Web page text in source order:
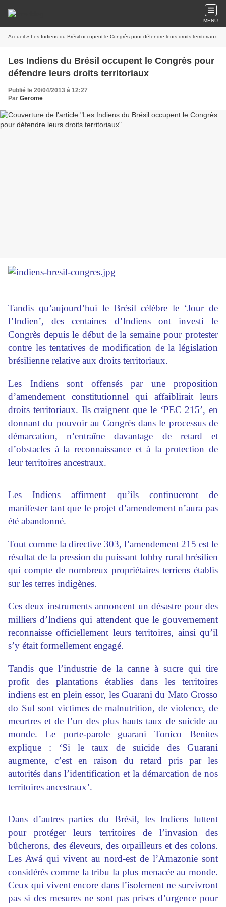
MENU
Accueil » Les Indiens du Brésil occupent le Congrès pour défendre leurs droits territoriaux
Les Indiens du Brésil occupent le Congrès pour
défendre leurs droits territoriaux
Publié le 20/04/2013 à 12:27
Par Gerome
Tandis qu’aujourd’hui le Brésil célèbre le ‘Jour de
l’Indien’, des centaines d’Indiens ont investi le
Congrès depuis le début de la semaine pour protester
contre les tentatives de modification de la législation
brésilienne relative aux droits territoriaux.
Les Indiens sont offensés par une proposition
d’amendement constitutionnel qui affaiblirait leurs
droits territoriaux. Ils craignent que le ‘PEC 215’, en
donnant du pouvoir au Congrès dans le processus de
démarcation, n’entraîne davantage de retard et
d’obstacles à la reconnaissance et à la protection de
leur territoires ancestraux.
Les Indiens affirment qu’ils continueront de
manifester tant que le projet d’amendement n’aura pas
été abandonné.
Tout comme la directive 303, l’amendement 215 est le
résultat de la pression du puissant lobby rural brésilien
qui compte de nombreux propriétaires terriens établis
sur les terres indigènes.
Ces deux instruments annoncent un désastre pour des
milliers d’Indiens qui attendent que le gouvernement
reconnaisse officiellement leurs territoires, ainsi qu’il
s’y était formellement engagé.
Tandis que l’industrie de la canne à sucre qui tire
profit des plantations établies dans les territoires
indiens est en plein essor, les Guarani du Mato Grosso
do Sul sont victimes de malnutrition, de violence, de
meurtres et de l’un des plus hauts taux de suicide au
monde. Le porte-parole guarani Tonico Benites
explique : ‘Si le taux de suicide des Guarani
augmente, c’est en raison du retard pris par les
autorités dans l’identification et la démarcation de nos
territoires ancestraux’.
Dans d’autres parties du Brésil, les Indiens luttent
pour protéger leurs territoires de l’invasion des
bûcherons, des éleveurs, des orpailleurs et des colons.
Les Awá qui vivent au nord-est de l’Amazonie sont
considérés comme la tribu la plus menacée au monde.
Ceux qui vivent encore dans l’isolement ne survivront
pas si des mesures ne sont pas prises d’urgence pour